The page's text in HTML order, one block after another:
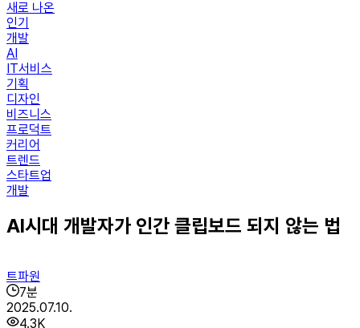
새로 나온
인기
개발
AI
IT서비스
기획
디자인
비즈니스
프로덕트
커리어
트렌드
스타트업
개발
AI시대 개발자가 인간 클립보드 되지 않는 법
트파원
7분
2025.07.10.
4.3K